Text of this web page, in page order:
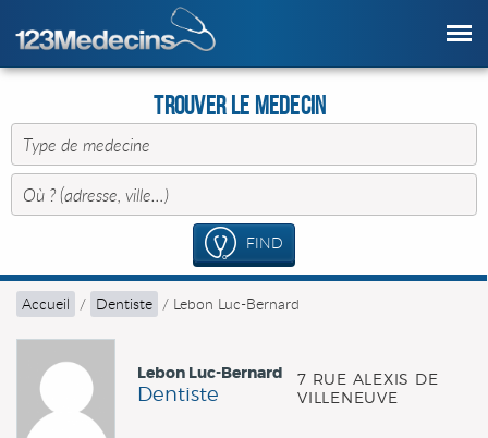
Trouver le Medecin
FIND
Accueil / Dentiste / Lebon Luc-Bernard
Lebon Luc-Bernard
Dentiste
7 RUE ALEXIS DE
VILLENEUVE